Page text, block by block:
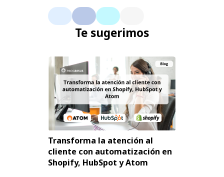
Te sugerimos
Transforma la atención al
cliente con automatización en
Shopify, HubSpot y Atom